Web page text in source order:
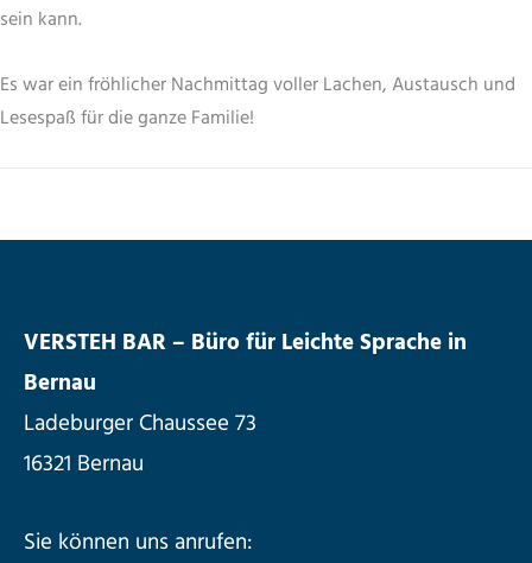
sein kann.
Es war ein fröhlicher Nachmittag voller Lachen, Austausch und
Lesespaß für die ganze Familie!
VERSTEH BAR – Büro für Leichte Sprache in
Bernau
Ladeburger Chaussee 73
16321 Bernau
Sie können uns anrufen: